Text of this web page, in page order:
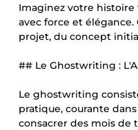
Imaginez votre histoire
avec force et
projet, du concept
## Le Ghostwriting :
Le ghostwriting
pratique, courante
consacrer des mois de